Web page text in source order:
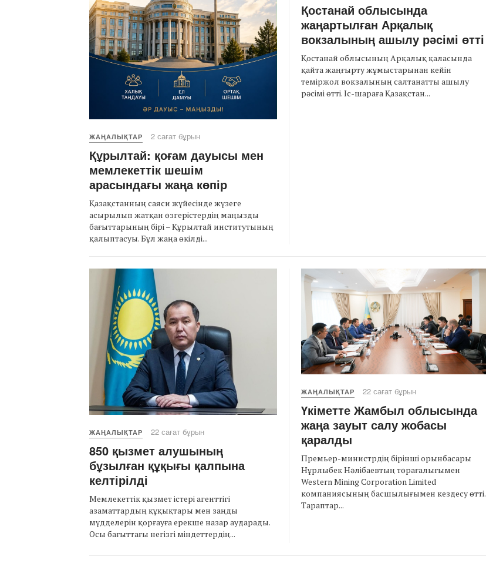
ЖАҢАЛЫҚТАР 2 сағат бұрын
Құрылтай: қоғам дауысы мен
мемлекеттік шешім
арасындағы жаңа көпір
Қазақстанның саяси жүйесінде жүзеге
асырылып жатқан өзгерістердің маңызды
бағыттарының бірі – Құрылтай институтының
қалыптасуы. Бұл жаңа өкілді...
Қостанай облысында
жаңартылған Арқалық
вокзалының ашылу рәсімі өтті
Қостанай облысының Арқалық қаласында
қайта жаңғырту жұмыстарынан кейін
теміржол вокзалының салтанатты ашылу
рәсімі өтті. Іс-шараға Қазақстан...
ЖАҢАЛЫҚТАР 22 сағат бұрын
850 қызмет алушының
бұзылған құқығы қалпына
келтірілді
Мемлекеттік қызмет істері агенттігі
азаматтардың құқықтары мен заңды
мүдделерін қорғауға ерекше назар аударады.
Осы бағыттағы негізгі міндеттердің...
ЖАҢАЛЫҚТАР 22 сағат бұрын
Үкіметте Жамбыл облысында
жаңа зауыт салу жобасы
қаралды
Премьер-министрдің бірінші орынбасары
Нұрлыбек Нәлібаевтың төрағалығымен
Western Mining Corporation Limited
компаниясының басшылығымен кездесу өтті.
Тараптар...